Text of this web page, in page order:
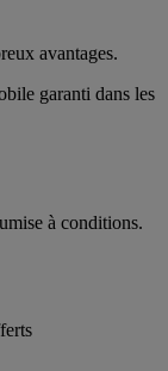
avantages.
garanti dans les
à conditions.